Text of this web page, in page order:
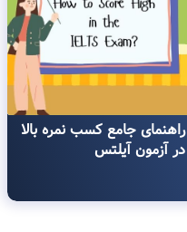
راهنمای جامع کسب نمره بالا
در آزمون آیلتس